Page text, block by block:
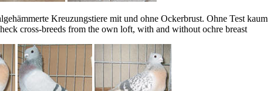
Kreuzungstiere mit und ohne Ockerbrust. Ohne Test kaum
cross-breeds from the own loft, with and without ochre breast